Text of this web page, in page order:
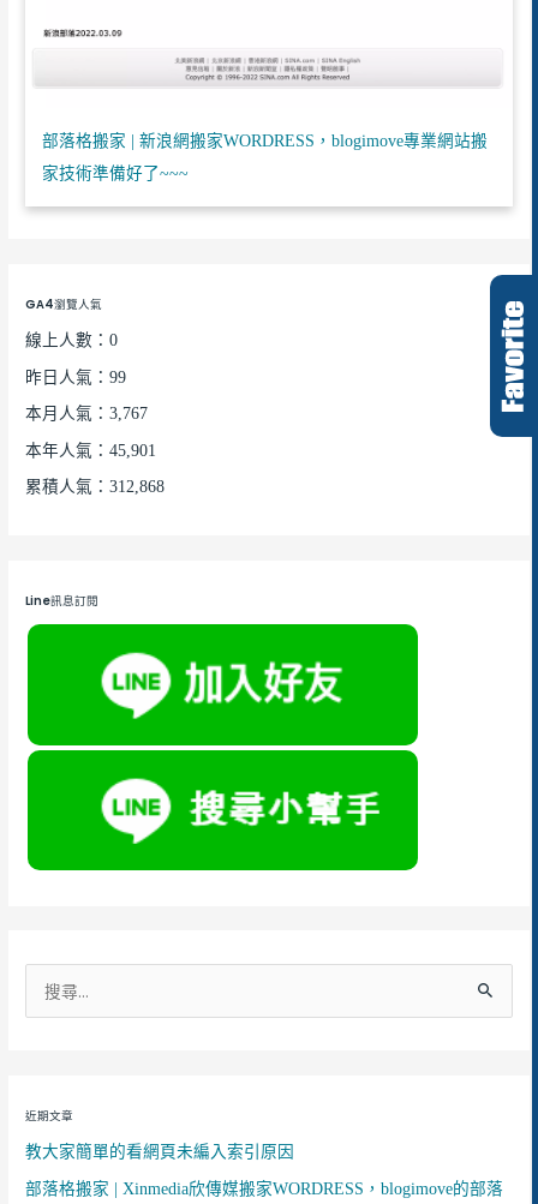
部落格搬家 | 新浪網搬家WORDRESS，blogimove專業網站搬
家技術準備好了~~~
GA4瀏覽人氣
線上人數：0
昨日人氣：99
本月人氣：3,767
本年人氣：45,901
累積人氣：312,868
Line訊息訂閱
字
:
近期文章
教大家簡單的看網頁未編入索引原因
部落格搬家 | Xinmedia欣傳媒搬家WORDRESS，blogimove的部落